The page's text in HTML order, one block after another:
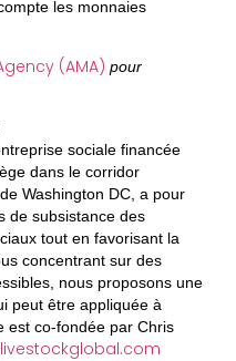
les monnaies
(AMA) pour
sociale financée
dans le corridor
Washington DC, a pour
de subsistance des
tout en favorisant la
concentrant sur des
nous proposons une
peut être appliquée à
est co-fondée par Chris